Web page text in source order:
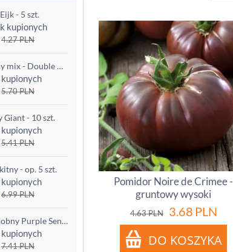
- 5 szt.
kupionych
4.27PLN
Tulipan pełny mix - Double mix - 5 szt.
5.70PLN
Giant - 10 szt.
5.41PLN
- op. 5 szt.
6.99PLN
Czosnek ozdobny Purple Sensation - op. 3 szt.
7.41PLN
Pomidor Noire de Crimee -
gruntowy wysoki
4.63PLN 3.68 PLN